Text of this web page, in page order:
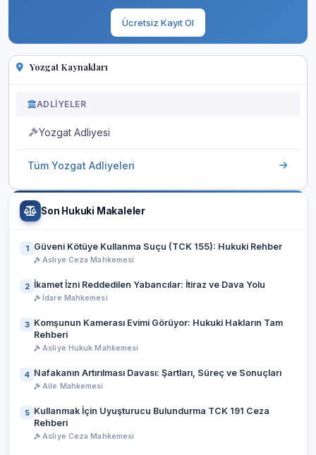
Ücretsiz Kayıt Ol
Yozgat Kaynakları
ADLIYELER
Yozgat Adliyesi
Tüm Yozgat Adliyeleri
Son Hukuki Makaleler
1 Güveni Kötüye Kullanma Suçu (TCK 155): Hukuki Rehber
Asliye Ceza Mahkemesi
2 İkamet İzni Reddedilen Yabancılar: İtiraz ve Dava Yolu
İdare Mahkemesi
3 Komşunun Kamerası Evimi Görüyor: Hukuki Hakların Tam
Rehberi
Asliye Hukuk Mahkemesi
4 Nafakanın Artırılması Davası: Şartları, Süreç ve Sonuçları
Aile Mahkemesi
5 Kullanmak İçin Uyuşturucu Bulundurma TCK 191 Ceza
Rehberi
Asliye Ceza Mahkemesi